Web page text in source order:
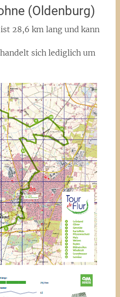
(Oldenburg)
28,6 km lang und kann
sich lediglich um